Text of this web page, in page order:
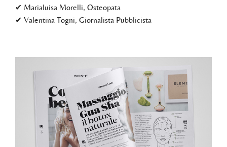
✔ Marialuisa Morelli, Osteopata
✔ Valentina Togni, Giornalista Pubblicista